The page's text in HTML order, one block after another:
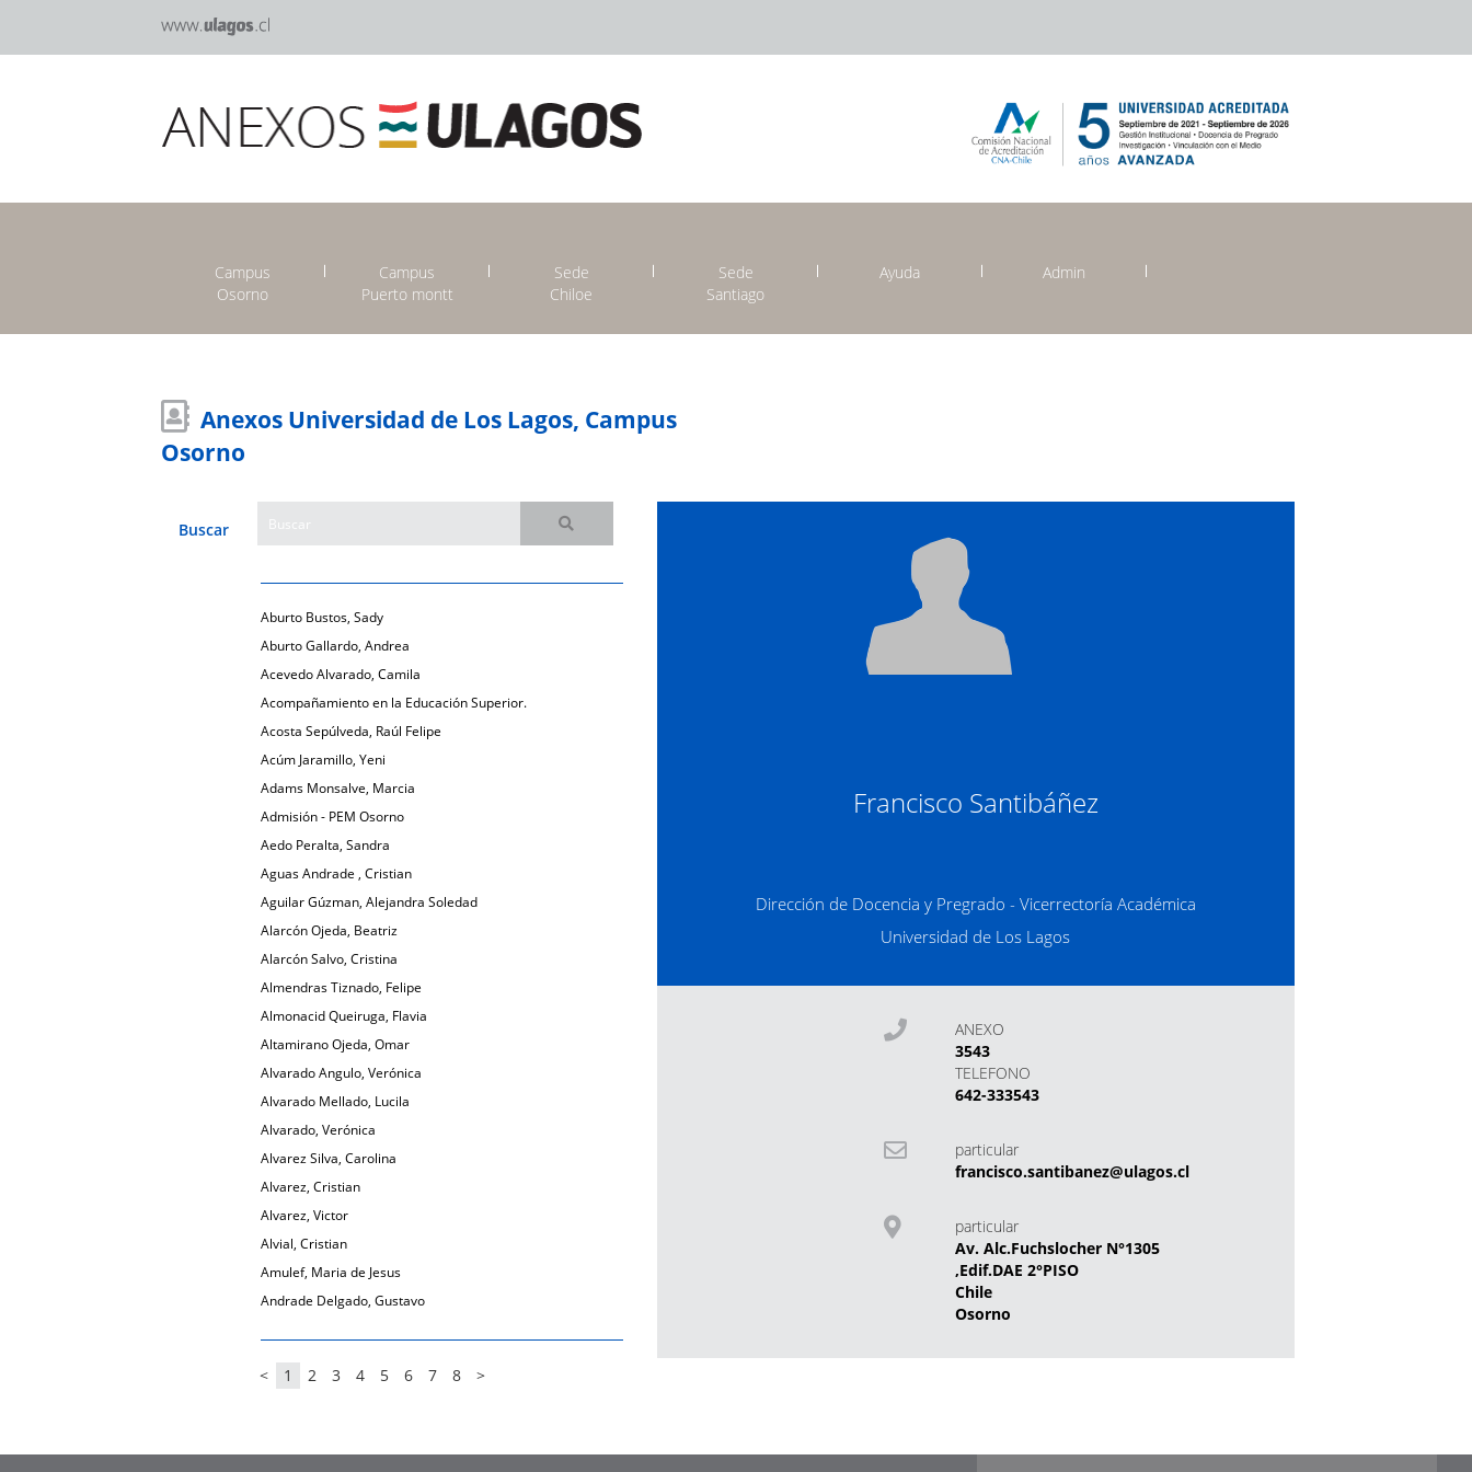
Campus
Osorno
Campus
Puerto montt
Sede
Chiloe
Sede
Santiago
Ayuda Admin
Anexos Universidad de Los Lagos, Campus
Osorno
Buscar
Aburto Bustos, Sady
Aburto Gallardo, Andrea
Acevedo Alvarado, Camila
Acompañamiento en la Educación Superior.
Acosta Sepúlveda, Raúl Felipe
Acúm Jaramillo, Yeni
Adams Monsalve, Marcia
Admisión - PEM Osorno
Aedo Peralta, Sandra
Aguas Andrade , Cristian
Aguilar Gúzman, Alejandra Soledad
Alarcón Ojeda, Beatriz
Alarcón Salvo, Cristina
Almendras Tiznado, Felipe
Almonacid Queiruga, Flavia
Altamirano Ojeda, Omar
Alvarado Angulo, Verónica
Alvarado Mellado, Lucila
Alvarado, Verónica
Alvarez Silva, Carolina
Alvarez, Cristian
Alvarez, Victor
Alvial, Cristian
Amulef, Maria de Jesus
Andrade Delgado, Gustavo
< 1 2 3 4 5 6 7 8 >
Francisco Santibáñez
Dirección de Docencia y Pregrado - Vicerrectoría Académica
Universidad de Los Lagos
ANEXO
3543
TELEFONO
642-333543
particular
francisco.santibanez@ulagos.cl
particular
Av. Alc.Fuchslocher N°1305
,Edif.DAE 2°PISO
Chile
Osorno